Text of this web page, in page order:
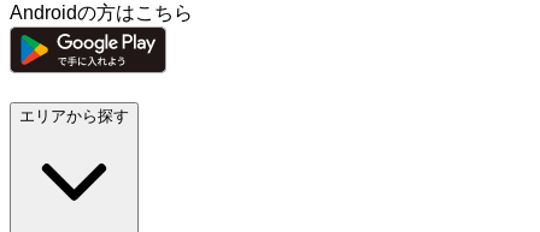
Androidの方はこちら
エリアから探す